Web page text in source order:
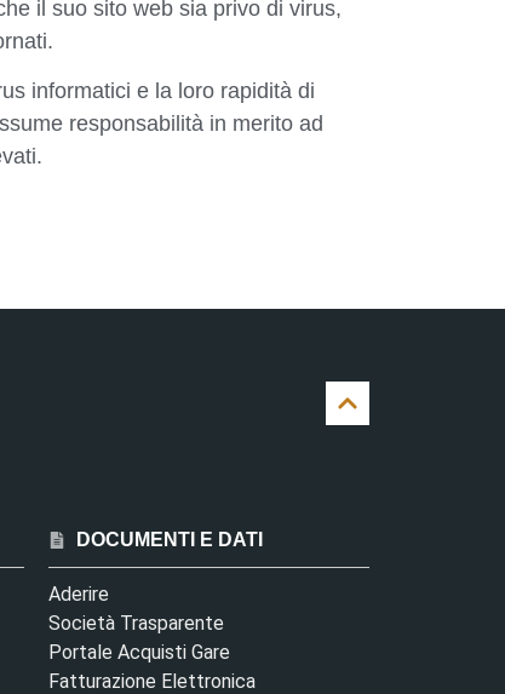
il suo sito web sia privo di virus,
informatici e la loro rapidità di
responsabilità in merito ad
DOCUMENTI E DATI
Aderire
Società Trasparente
Portale Acquisti Gare
Fatturazione Elettronica